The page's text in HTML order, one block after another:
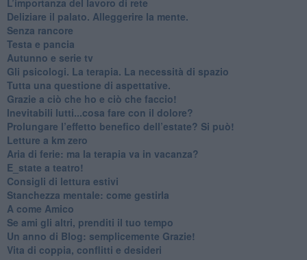
​Deliziare il palato. Alleggerire la mente.
​Senza rancore
​Testa e pancia
​Autunno e serie tv
​Gli psicologi. La terapia. La necessità di spazio
​Tutta una questione di aspettative.
​Grazie a ciò che ho e ciò che faccio!
​Inevitabili lutti...cosa fare con il dolore?
Prolungare l’effetto benefico dell’estate? Si può!
​Letture a km zero
​Aria di ferie: ma la terapia va in vacanza?
​E_state a teatro!
​Consigli di lettura estivi
​Stanchezza mentale: come gestirla
​A come Amico
​Se ami gli altri, prenditi il tuo tempo
​Un anno di Blog: semplicemente Grazie!
​Vita di coppia, conflitti e desideri